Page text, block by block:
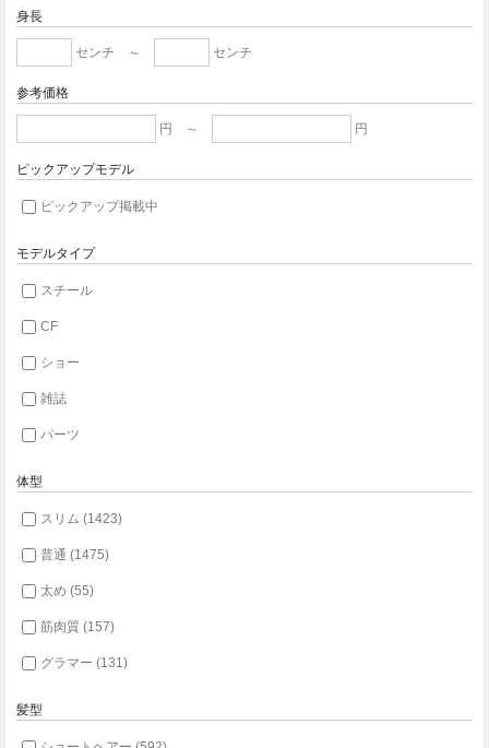
身長
センチ ～ センチ
参考価格
円 ～ 円
ピックアップモデル
ピックアップ掲載中
モデルタイプ
スチール
CF
ショー
雑誌
パーツ
体型
スリム (1423)
普通 (1475)
太め (55)
筋肉質 (157)
グラマー (131)
髪型